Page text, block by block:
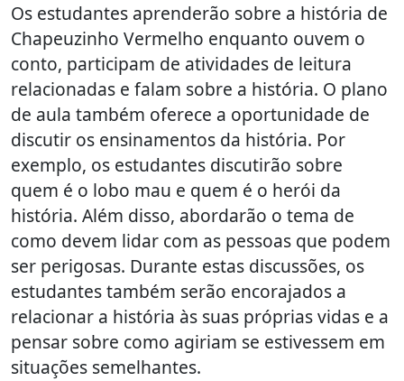
Os estudantes aprenderão sobre a história de
Chapeuzinho Vermelho enquanto ouvem o
conto, participam de atividades de leitura
relacionadas e falam sobre a história. O plano
de aula também oferece a oportunidade de
discutir os ensinamentos da história. Por
exemplo, os estudantes discutirão sobre
quem é o lobo mau e quem é o herói da
história. Além disso, abordarão o tema de
como devem lidar com as pessoas que podem
ser perigosas. Durante estas discussões, os
estudantes também serão encorajados a
relacionar a história às suas próprias vidas e a
pensar sobre como agiriam se estivessem em
situações semelhantes.